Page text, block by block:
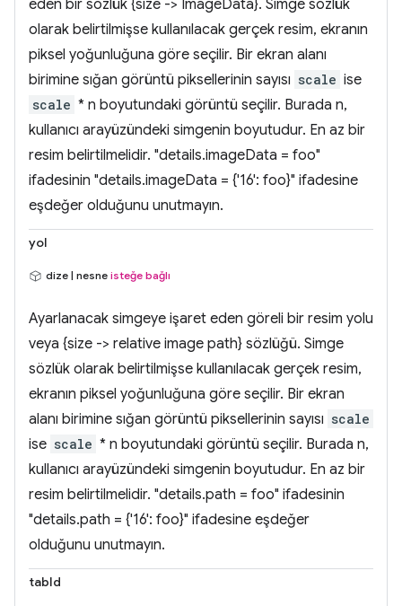
eden bir sözlük {size -> ImageData}. Simge sözlük
olarak belirtilmişse kullanılacak gerçek resim, ekranın
piksel yoğunluğuna göre seçilir. Bir ekran alanı
birimine sığan görüntü piksellerinin sayısı scale ise
scale * n boyutundaki görüntü seçilir. Burada n,
kullanıcı arayüzündeki simgenin boyutudur. En az bir
resim belirtilmelidir. "details.imageData = foo"
ifadesinin "details.imageData = {'16': foo}" ifadesine
eşdeğer olduğunu unutmayın.
yol
dize | nesne isteğe bağlı
Ayarlanacak simgeye işaret eden göreli bir resim yolu
veya {size -> relative image path} sözlüğü. Simge
sözlük olarak belirtilmişse kullanılacak gerçek resim,
ekranın piksel yoğunluğuna göre seçilir. Bir ekran
alanı birimine sığan görüntü piksellerinin sayısı scale
ise scale * n boyutundaki görüntü seçilir. Burada n,
kullanıcı arayüzündeki simgenin boyutudur. En az bir
resim belirtilmelidir. "details.path = foo" ifadesinin
"details.path = {'16': foo}" ifadesine eşdeğer
olduğunu unutmayın.
tabId